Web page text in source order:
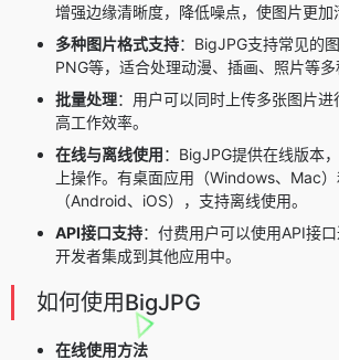
增强边缘清晰度，降低噪点，使图片更加
多种图片格式支持：BigJPG支持常见的
PNG等，适合处理动漫、插画、照片等多
批量处理：用户可以同时上传多张图片
高工作效率。
在线与离线使用：BigJPG提供在线版本
上操作。有桌面应用（Windows、Mac
（Android、iOS），支持离线使用。
API接口支持：付费用户可以使用API接
开发者集成到其他应用中。
如何使用BigJPG
在线使用方法